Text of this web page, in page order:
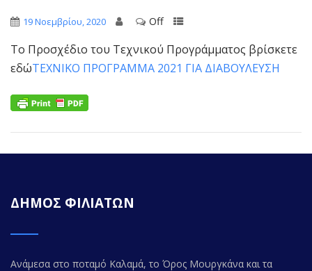
19 Νοεμβρίου, 2020 Off
Το Προσχέδιο του Τεχνικού Προγράμματος βρίσκετε
εδώΤΕΧΝΙΚΟ ΠΡΟΓΡΑΜΜΑ 2021 ΓΙΑ ΔΙΑΒΟΥΛΕΥΣΗ
ΔΗΜΟΣ ΦΙΛΙΑΤΩΝ
Ανάμεσα στο ποταμό Καλαμά, το Όρος Μουργκάνα και τα